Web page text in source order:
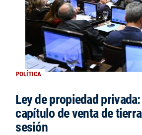
POLÍTICA
Ley de propiedad
capítulo de venta de
sesión